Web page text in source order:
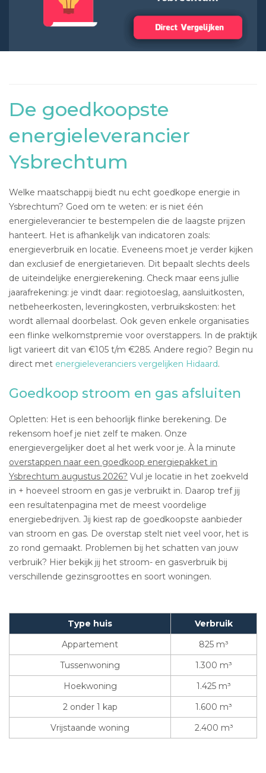
De goedkoopste
energieleverancier
Ysbrechtum
Welke maatschappij biedt nu echt goedkope energie in
Ysbrechtum? Goed om te weten: er is niet één
energieleverancier te bestempelen die de laagste prijzen
hanteert. Het is afhankelijk van indicatoren zoals:
energieverbruik en locatie. Eveneens moet je verder kijken
dan exclusief de energietarieven. Dit bepaalt slechts deels
de uiteindelijke energierekening. Check maar eens jullie
jaarafrekening: je vindt daar: regiotoeslag, aansluitkosten,
netbeheerkosten, leveringkosten, verbruikskosten: het
wordt allemaal doorbelast. Ook geven enkele organisaties
een flinke welkomstpremie voor overstappers. In de praktijk
ligt varieert dit van €105 t/m €285. Andere regio? Begin nu
direct met energieleveranciers vergelijken Hidaard.
Goedkoop stroom en gas afsluiten
Opletten: Het is een behoorlijk flinke berekening. De
rekensom hoef je niet zelf te maken. Onze
energievergelijker doet al het werk voor je. À la minute
overstappen naar een goedkoop energiepakket in
Ysbrechtum augustus 2026? Vul je locatie in het zoekveld
in + hoeveel stroom en gas je verbruikt in. Daarop tref jij
een resultatenpagina met de meest voordelige
energiebedrijven. Jij kiest rap de goedkoopste aanbieder
van stroom en gas. De overstap stelt niet veel voor, het is
zo rond gemaakt. Problemen bij het schatten van jouw
verbruik? Hier bekijk jij het stroom- en gasverbruik bij
verschillende gezinsgroottes en soort woningen.
Type huis
Verbruik
Appartement
825 m³
Tussenwoning
1.300 m³
Hoekwoning
1.425 m³
2 onder 1 kap
1.600 m³
Vrijstaande woning
2.400 m³